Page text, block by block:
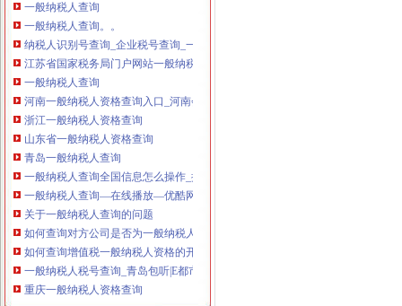
一般纳税人查询。。
纳税人识别号查询_企业税号查询_一般纳税人查询
江苏省国家税务局门户网站一般纳税人查询
一般纳税人查询
河南一般纳税人资格查询入口_河南会计网
浙江一般纳税人资格查询
山东省一般纳税人资格查询
青岛一般纳税人查询
一般纳税人查询全国信息怎么操作_搜狐其它_搜狐网
一般纳税人查询—在线播放—优酷网,高清在线观看
关于一般纳税人查询的问题
如何查询对方公司是否为一般纳税人。-文章
如何查询增值税一般纳税人资格的开始年月？_百度知道
一般纳税人税号查询_青岛包听|E都市
重庆一般纳税人资格查询
全国一般纳税人资格查询收_搜狐教育_搜狐网